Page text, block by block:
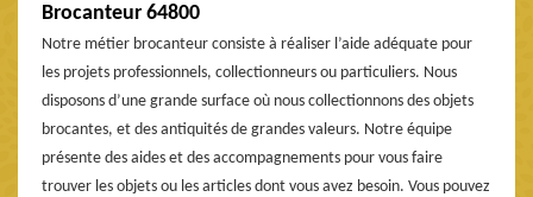
Brocanteur 64800
Notre métier brocanteur consiste à réaliser l’aide adéquate pour
les projets professionnels, collectionneurs ou particuliers. Nous
disposons d’une grande surface où nous collectionnons des objets
brocantes, et des antiquités de grandes valeurs. Notre équipe
présente des aides et des accompagnements pour vous faire
trouver les objets ou les articles dont vous avez besoin. Vous pouvez